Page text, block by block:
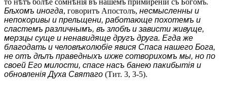
Бѣхомъ иногда, говоритъ Апостолъ, несмысленны и
непокоривы и прельщени, работающе похотемъ и
сластемъ различнымъ, въ злобѣ и зависти живуще,
мерзцы суще и ненавидяще другъ друга. Егда же
благодать и человѣколюбіе явися Спаса нашего Бога,
не отъ дѣлъ праведныхъ ихже сотворихомъ мы, но по
своей Его милости, спасе насъ банею пакибытія и
обновленія Духа Святаго (Тит. 3, 3-5).